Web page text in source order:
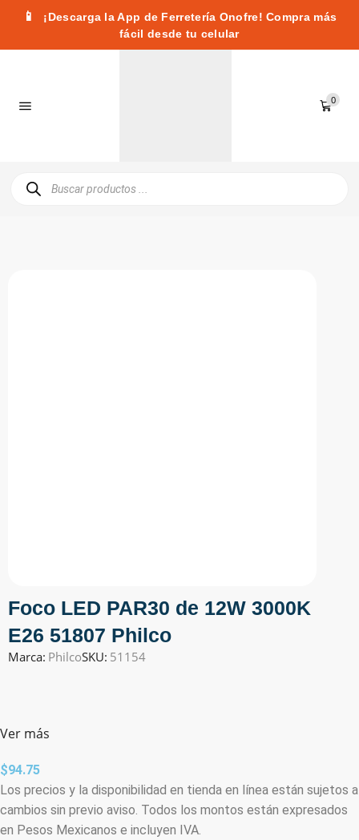
📱
¡Descarga la App de Ferretería Onofre! Compra más
fácil desde tu celular
0
Foco LED PAR30 de 12W 3000K
E26 51807 Philco
Marca: PhilcoSKU: 51154
Ver más
$94.75
Los precios y la disponibilidad en tienda en línea están sujetos a
cambios sin previo aviso. Todos los montos están expresados
en Pesos Mexicanos e incluyen IVA.